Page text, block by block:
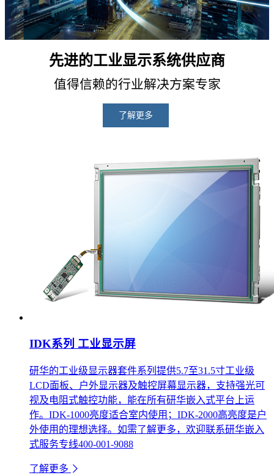
先进的工业显示系统供应商
值得信赖的行业解决方案专家
了解更多
IDK系列 工业显示屏
研华的工业级显示器套件系列提供5.7至31.5寸工业级
LCD面板、户外显示器及触控屏幕显示器，支持强光可
视及电阻式触控功能，能在所有研华嵌入式平台上运
作。IDK-1000亮度适合室内使用；IDK-2000高亮度是户
外使用的理想选择。如需了解更多，欢迎联系研华嵌入
式服务专线400-001-9088
了解更多